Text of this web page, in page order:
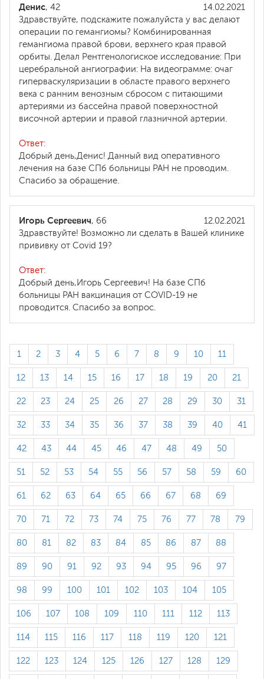
14.02.2021
Денис, 42
Здравствуйте, подскажите пожалуйста у вас делают
операции по гемангиомы? Комбинированная
гемангиома правой брови, верхнего края правой
орбиты. Делал Рентгенологиское исследование: При
церебральной ангиографии: На видеограмме: очаг
гиперваскуляризации в областе правого верхнего
века с ранним венозным сбросом с питающими
артериями из бассейна правой поверхностной
височной артерии и правой глазничной артерии.
Ответ:
Добрый день,Денис! Данный вид оперативного
лечения на базе СПб больницы РАН не проводим.
Спасибо за обращение.
12.02.2021
Игорь Сергеевич, 66
Здравствуйте! Возможно ли сделать в Вашей клинике
прививку от Covid 19?
Ответ:
Добрый день,Игорь Сергеевич! На базе СПб
больницы РАН вакцинация от COVID-19 не
проводится. Спасибо за вопрос.
1 2 3 4 5 6 7 8 9 10 11
12 13 14 15 16 17 18 19 20 21
22 23 24 25 26 27 28 29 30 31
32 33 34 35 36 37 38 39 40 41
42 43 44 45 46 47 48 49 50
51 52 53 54 55 56 57 58 59 60
61 62 63 64 65 66 67 68 69
70 71 72 73 74 75 76 77 78 79
80 81 82 83 84 85 86 87 88
89 90 91 92 93 94 95 96 97
98 99 100 101 102 103 104 105
106 107 108 109 110 111 112 113
114 115 116 117 118 119 120 121
122 123 124 125 126 127 128 129